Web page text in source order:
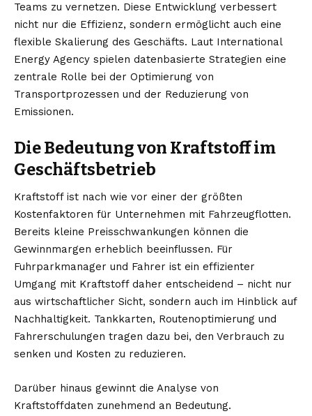
Teams zu vernetzen. Diese Entwicklung verbessert
nicht nur die Effizienz, sondern ermöglicht auch eine
flexible Skalierung des Geschäfts. Laut International
Energy Agency spielen datenbasierte Strategien eine
zentrale Rolle bei der Optimierung von
Transportprozessen und der Reduzierung von
Emissionen.
Die Bedeutung von Kraftstoff im
Geschäftsbetrieb
Kraftstoff ist nach wie vor einer der größten
Kostenfaktoren für Unternehmen mit Fahrzeugflotten.
Bereits kleine Preisschwankungen können die
Gewinnmargen erheblich beeinflussen. Für
Fuhrparkmanager und Fahrer ist ein effizienter
Umgang mit Kraftstoff daher entscheidend – nicht nur
aus wirtschaftlicher Sicht, sondern auch im Hinblick auf
Nachhaltigkeit. Tankkarten, Routenoptimierung und
Fahrerschulungen tragen dazu bei, den Verbrauch zu
senken und Kosten zu reduzieren.
Darüber hinaus gewinnt die Analyse von
Kraftstoffdaten zunehmend an Bedeutung.